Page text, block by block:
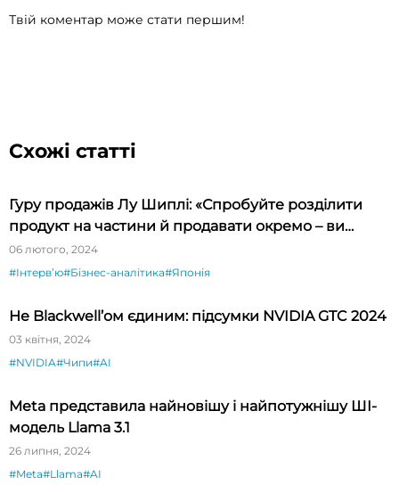
Твій коментар може стати першим!
Схожі статті
Гуру продажів Лу Шиплі: «Спробуйте розділити
продукт на частини й продавати окремо – ви
будете вражені»
06 лютого, 2024
#Інтервʼю#Бізнес-аналітика#Японія
Не Blackwell’ом єдиним: підсумки NVIDIA GTC 2024
03 квітня, 2024
#NVIDIA#Чипи#AI
Meta представила найновішу і найпотужнішу ШІ-
модель Llama 3.1
26 липня, 2024
#Meta#Llama#AI